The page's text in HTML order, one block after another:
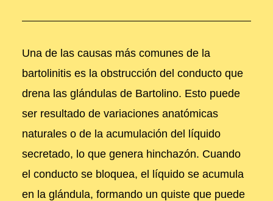
Una de las causas más comunes de la
bartolinitis es la obstrucción del conducto que
drena las glándulas de Bartolino. Esto puede
ser resultado de variaciones anatómicas
naturales o de la acumulación del líquido
secretado, lo que genera hinchazón. Cuando
el conducto se bloquea, el líquido se acumula
en la glándula, formando un quiste que puede